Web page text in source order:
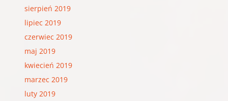
sierpień 2019
lipiec 2019
czerwiec 2019
maj 2019
kwiecień 2019
marzec 2019
luty 2019